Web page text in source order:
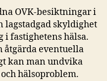
OVK-besiktningar i
lagstadgad skyldighet
i fastighetens hälsa.
åtgärda eventuella
kan man undvika
hälsoproblem.